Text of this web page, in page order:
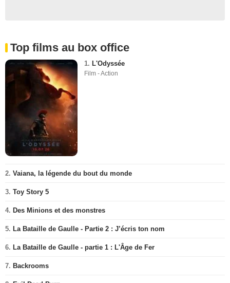
Top films au box office
1. L'Odyssée
Film - Action
2. Vaiana, la légende du bout du monde
3. Toy Story 5
4. Des Minions et des monstres
5. La Bataille de Gaulle - Partie 2 : J’écris ton nom
6. La Bataille de Gaulle - partie 1 : L'Âge de Fer
7. Backrooms